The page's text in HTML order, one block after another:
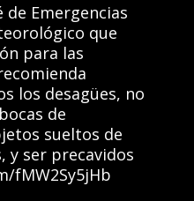
Emergencias
que
para las
los desagües, no
de
sueltos de
y ser precavidos
fMW2Sy5jHb